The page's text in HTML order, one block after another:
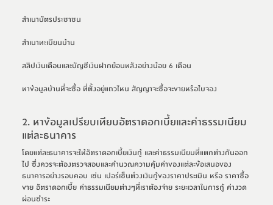
สำเนาบัตรประชาชน
สำเนาทะเบียนบ้าน
สลิปเงินเดือนและบัญชีเงินฝากย้อนหลังอย่างน้อย 6 เดือน
หาข้อมูลบ้านที่จะซื้อ ที่ตั้งอยู่แถวไหน สัญญาจะซื้อจะขายหรือใบจอง
2. หาข้อมูลเปรียบเทียบอัตราดอกเบี้ยและค่าธรรมเนียม
แต่ละธนาคาร
โดยแต่ละธนาคารจะให้อัตราดอกเบี้ยเงินกู้ และค่าธรรมเนียมที่แตกต่างกันออก
ไป ซึ่งควรจะต้องตรวจสอบและคำนวณความคุ้มค่าของแต่ละข้อเสนอของ
ธนาคารอย่างรอบคอบ เช่น เปอร์เซ็นต์วงเงินกู้ของราคาประเมิน หรือ ราคาซื้อ
ขาย อัตราดอกเบี้ย ค่าธรรมเนียมต่างๆที่เราต้องจ่าย ระยะเวลาในการกู้ ค่างวด
ผ่อนชำระ